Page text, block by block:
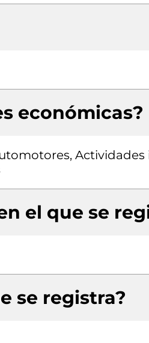
económicas?
el que se
se registra?